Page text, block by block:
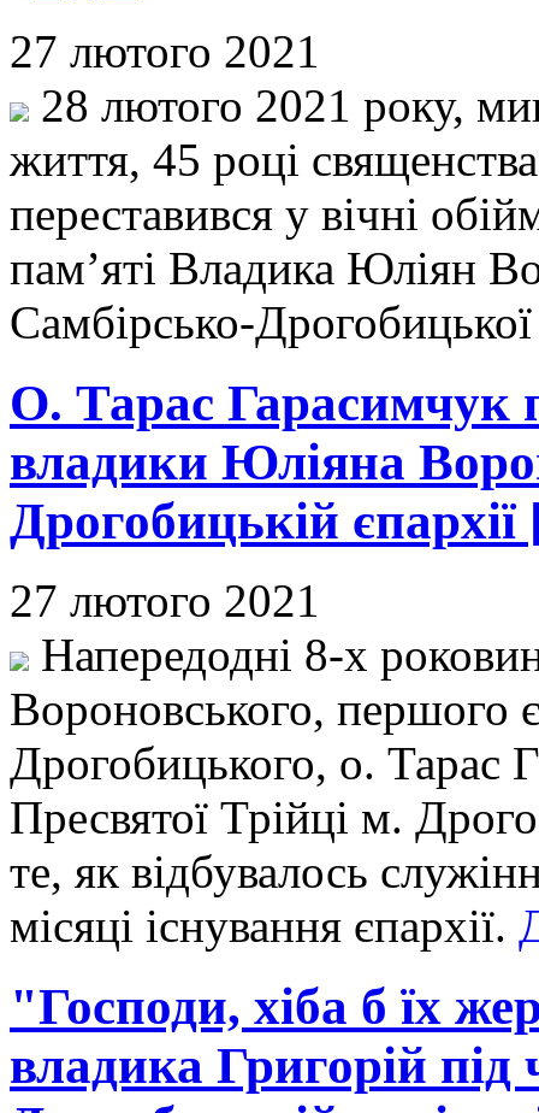
27 лютого 2021
28 лютого 2021 року,
життя, 45 році
переставився у вічні
пам’яті Владика Юліян
Самбірсько-
О. Тарас Гарасимчук
владики Юліяна
Дрогобицькій єпархії
27 лютого 2021
Напередодні 8-х
Вороновського, першого
Дрогобицького, о. Тарас
Пресвятої Трійці м.
те, як відбувалось
місяці існування єпархії.
"Господи, хіба б їх
владика Григорій під